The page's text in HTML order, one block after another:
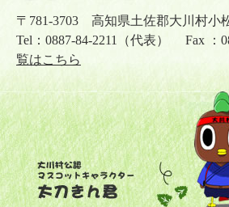
〒781-3703 高知県土佐郡大川村小
Tel：0887-84-2211（代表） Fax ：
覧はこちら